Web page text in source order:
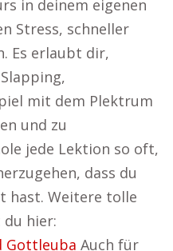
in deinem eigenen
Stress, schneller
Es erlaubt dir,
mit dem Plektrum
und zu
jede Lektion so oft,
dass du
hast. Weitere tolle
hier:
Gottleuba Auch für